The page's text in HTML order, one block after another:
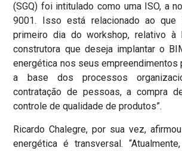
(SGQ) foi intitulado como uma ISO, a
9001. Isso está relacionado ao que
primeiro dia do workshop, relativo à
construtora que deseja implantar o
energética nos seus empreendimentos
a base dos processos
contratação de pessoas, a compra
controle de qualidade de produtos”.
Ricardo Chalegre, por sua vez,
energética é transversal.